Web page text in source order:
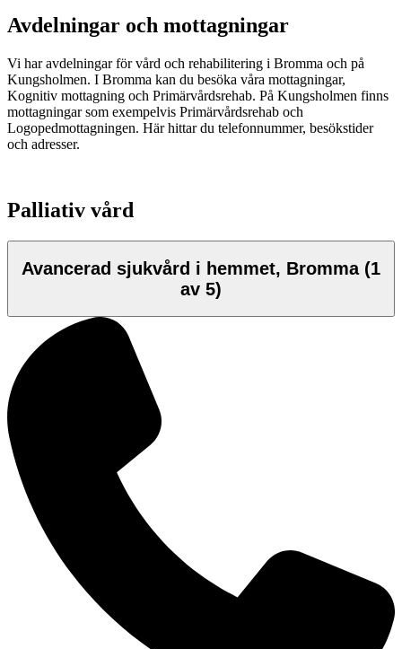
Avdelningar och mottagningar
Vi har avdelningar för vård och rehabilitering i Bromma och på
Kungsholmen. I Bromma kan du besöka våra mottagningar,
Kognitiv mottagning och Primärvårdsrehab. På Kungsholmen finns
mottagningar som exempelvis Primärvårdsrehab och
Logopedmottagningen. Här hittar du telefonnummer, besökstider
och adresser.
Palliativ vård
Avancerad sjukvård i hemmet, Bromma(1
av 5)